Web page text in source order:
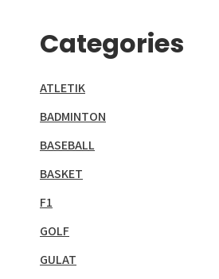
Categories
ATLETIK
BADMINTON
BASEBALL
BASKET
F1
GOLF
GULAT